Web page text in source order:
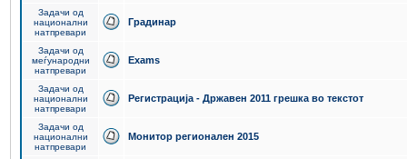
Задачи од
национални
натпревари
Градинар
Задачи од
меѓународни
натпревари
Exams
Задачи од
национални
натпревари
Регистрација - Државен 2011 грешка во текстот
Задачи од
национални
натпревари
Монитор регионален 2015